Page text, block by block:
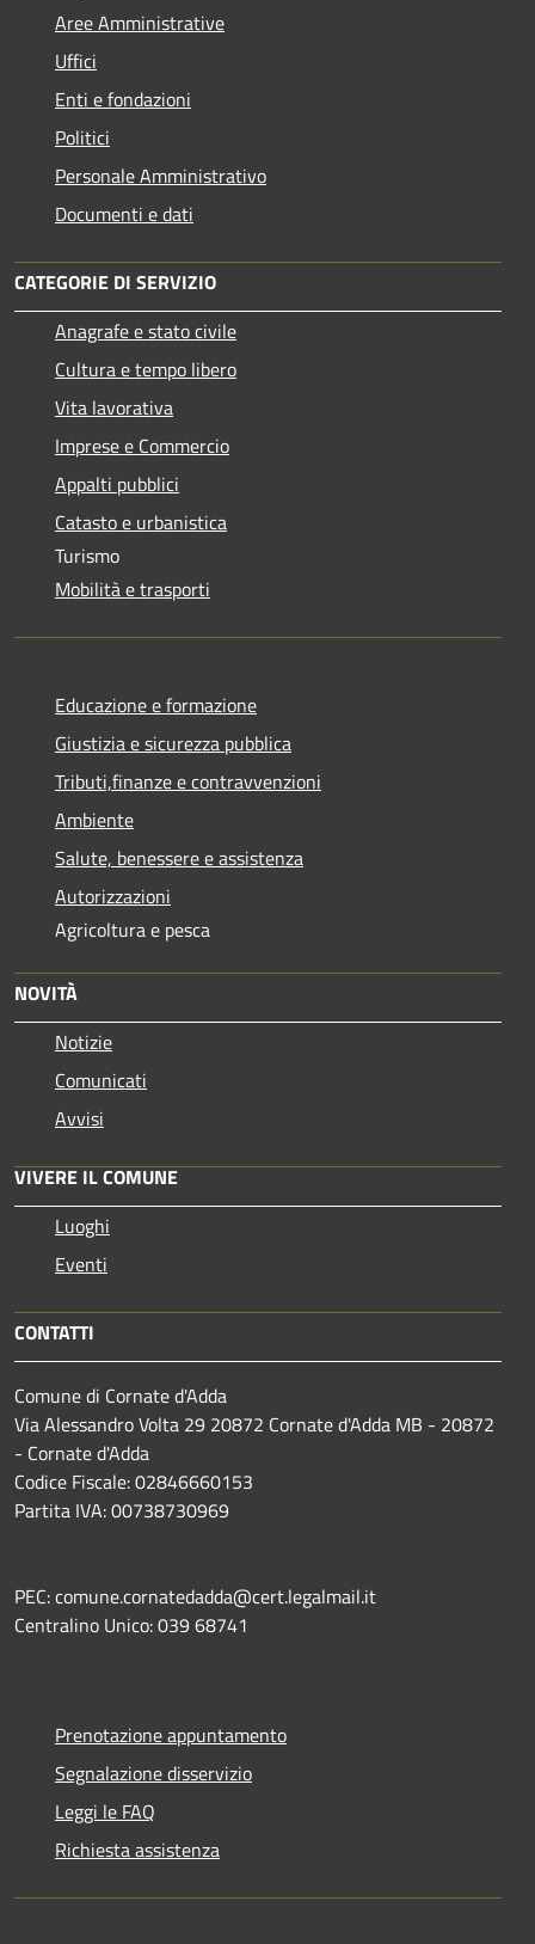
Aree Amministrative
Uffici
Enti e fondazioni
Politici
Personale Amministrativo
Documenti e dati
CATEGORIE DI SERVIZIO
Anagrafe e stato civile
Cultura e tempo libero
Vita lavorativa
Imprese e Commercio
Appalti pubblici
Catasto e urbanistica
Turismo
Mobilità e trasporti
Educazione e formazione
Giustizia e sicurezza pubblica
Tributi,finanze e contravvenzioni
Ambiente
Salute, benessere e assistenza
Autorizzazioni
Agricoltura e pesca
NOVITÀ
Notizie
Comunicati
Avvisi
VIVERE IL COMUNE
Luoghi
Eventi
CONTATTI
Comune di Cornate d'Adda
Via Alessandro Volta 29 20872 Cornate d'Adda MB - 20872
- Cornate d'Adda
Codice Fiscale: 02846660153
Partita IVA: 00738730969
PEC: comune.cornatedadda@cert.legalmail.it
Centralino Unico: 039 68741
Prenotazione appuntamento
Segnalazione disservizio
Leggi le FAQ
Richiesta assistenza